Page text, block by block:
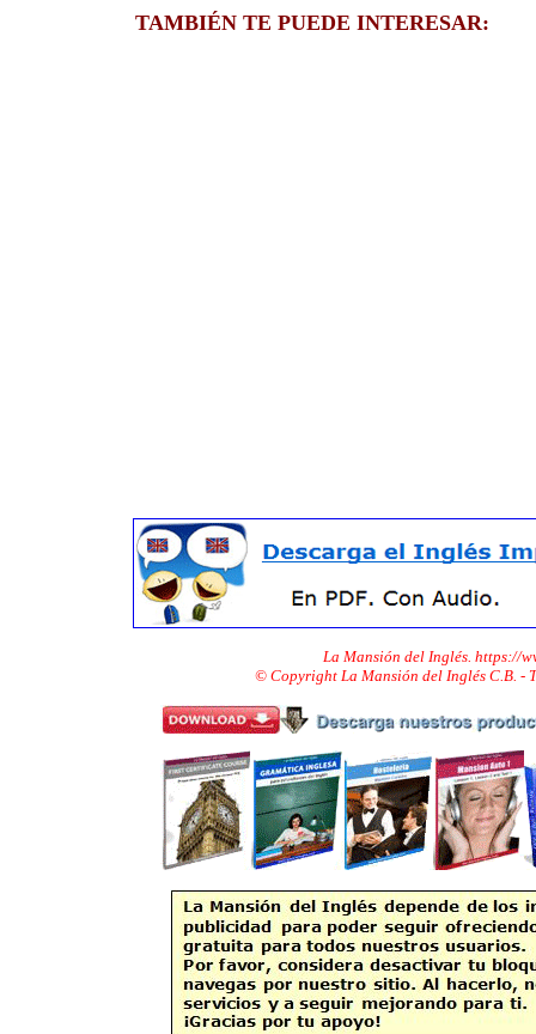
TAMBIÉN TE PUEDE INTERESAR:
La Mansión del Inglés. https://
© Copyright La Mansión del Inglés C.B. -